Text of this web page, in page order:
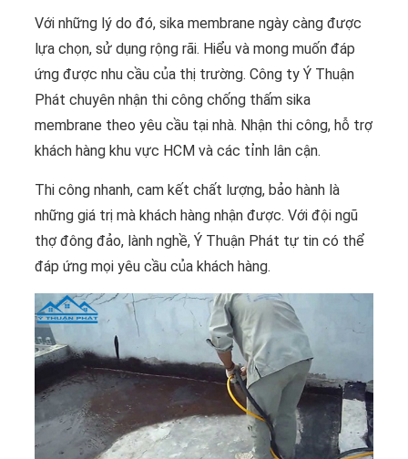
Với những lý do đó, sika membrane ngày càng được
lựa chọn, sử dụng rộng rãi. Hiểu và mong muốn đáp
ứng được nhu cầu của thị trường. Công ty Ý Thuận
Phát chuyên nhận thi công chống thấm sika
membrane theo yêu cầu tại nhà. Nhận thi công, hỗ trợ
khách hàng khu vực HCM và các tỉnh lân cận.
Thi công nhanh, cam kết chất lượng, bảo hành là
những giá trị mà khách hàng nhận được. Với đội ngũ
thợ đông đảo, lành nghề, Ý Thuận Phát tự tin có thể
đáp ứng mọi yêu cầu của khách hàng.